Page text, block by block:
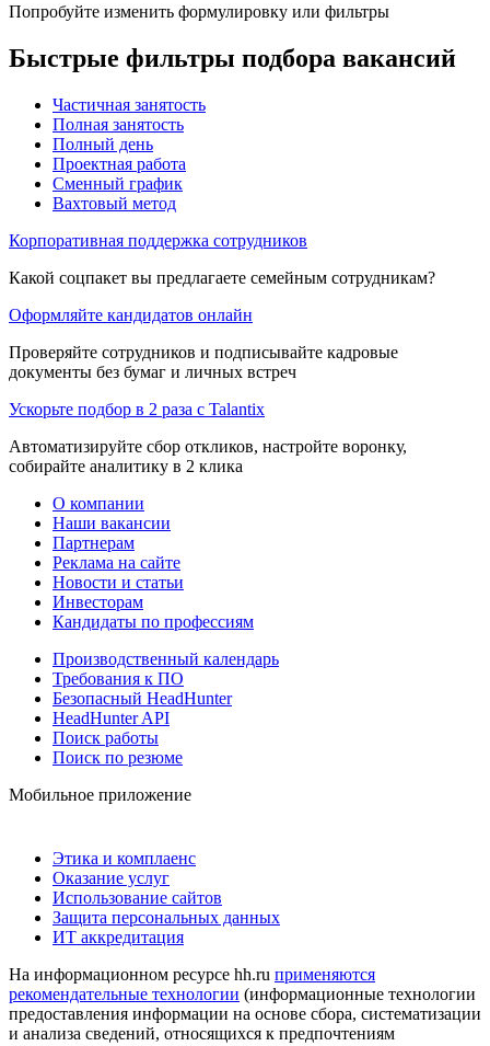
Попробуйте изменить формулировку или фильтры
Быстрые фильтры подбора вакансий
Частичная занятость
Полная занятость
Полный день
Проектная работа
Сменный график
Вахтовый метод
Корпоративная поддержка сотрудников
Какой соцпакет вы предлагаете семейным сотрудникам?
Оформляйте кандидатов онлайн
Проверяйте сотрудников и подписывайте кадровые
документы без бумаг и личных встреч
Ускорьте подбор в 2 раза с Talantix
Автоматизируйте сбор откликов, настройте воронку,
собирайте аналитику в 2 клика
О компании
Наши вакансии
Партнерам
Реклама на сайте
Новости и статьи
Инвесторам
Кандидаты по профессиям
Производственный календарь
Требования к ПО
Безопасный HeadHunter
HeadHunter API
Поиск работы
Поиск по резюме
Мобильное приложение
Этика и комплаенс
Оказание услуг
Использование сайтов
Защита персональных данных
ИТ аккредитация
На информационном ресурсе hh.ru применяются
рекомендательные технологии (информационные технологии
предоставления информации на основе сбора, систематизации
и анализа сведений, относящихся к предпочтениям